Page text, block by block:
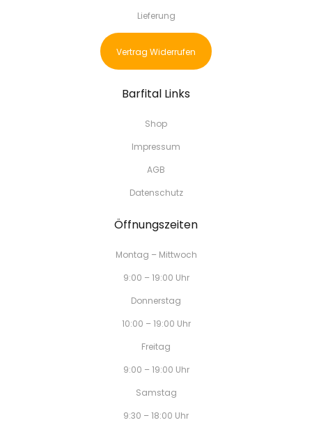
Lieferung
Vertrag Widerrufen
Barfital Links
Shop
Impressum
AGB
Datenschutz
Öffnungszeiten
Montag – Mittwoch
9:00 – 19:00 Uhr
Donnerstag
10:00 – 19:00 Uhr
Freitag
9:00 – 19:00 Uhr
Samstag
9:30 – 18:00 Uhr